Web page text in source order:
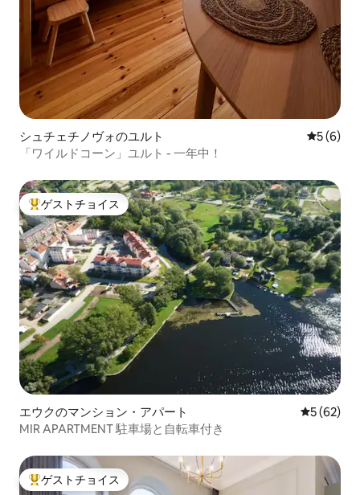
シュチェチノヴォのユルト レビュー
5 (6)
「ワイルドコーン」ユルト - 一年中！
大好評のゲストチョイスです。
ゲストチョイス
エウクのマンション・アパート レビュー
5 (62)
MIR APARTMENT 駐車場と自転車付き
大好評のゲストチョイスです。
ゲストチョイス